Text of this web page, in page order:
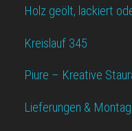
Holz geölt, lackiert
Kreislauf 345
Piure – Kreative
Lieferungen &